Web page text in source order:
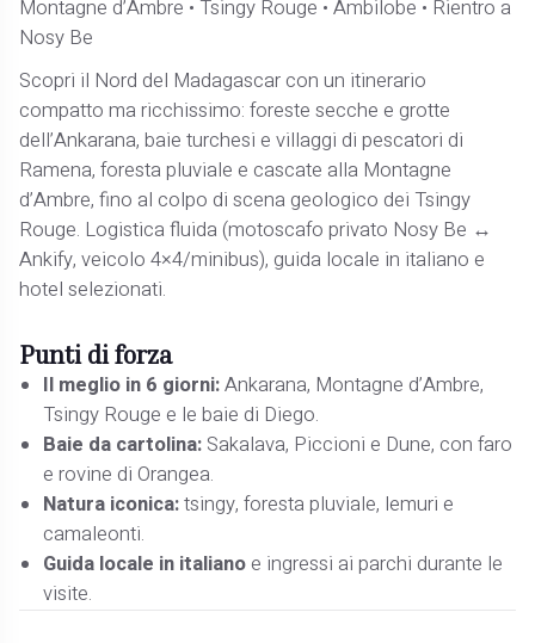
Montagne d’Ambre • Tsingy Rouge • Ambilobe • Rientro a
Nosy Be
Scopri il Nord del Madagascar con un itinerario
compatto ma ricchissimo: foreste secche e grotte
dell’Ankarana, baie turchesi e villaggi di pescatori di
Ramena, foresta pluviale e cascate alla Montagne
d’Ambre, fino al colpo di scena geologico dei Tsingy
Rouge. Logistica fluida (motoscafo privato Nosy Be ↔
Ankify, veicolo 4×4/minibus), guida locale in italiano e
hotel selezionati.
Punti di forza
Il meglio in 6 giorni:Ankarana, Montagne d’Ambre,
Tsingy Rouge e le baie di Diego.
Baie da cartolina: Sakalava, Piccioni e Dune, con faro
e rovine di Orangea.
Natura iconica:tsingy, foresta pluviale, lemuri e
camaleonti.
Guida locale in italianoe ingressi ai parchi durante le
visite.